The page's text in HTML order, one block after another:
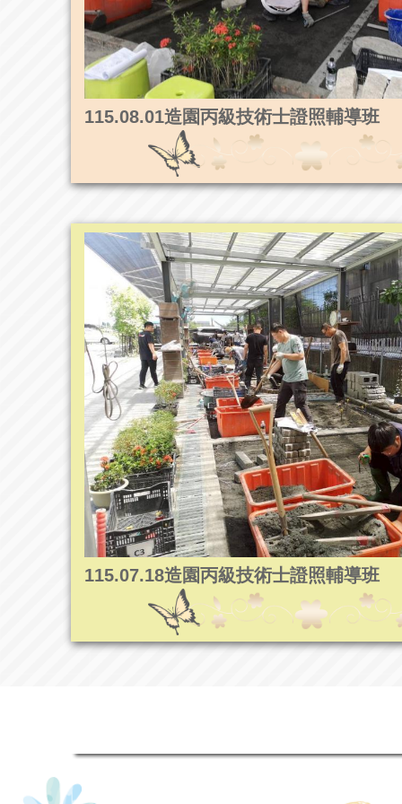
115.08.01造園丙級技術士證照輔導班
115.07.18造園丙級技術士證照輔導班